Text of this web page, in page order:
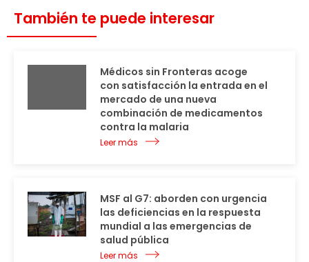
También te puede interesar
Médicos sin Fronteras acoge
con satisfacción la entrada en el
mercado de una nueva
combinación de medicamentos
contra la malaria
Leer más
MSF al G7: aborden con urgencia
las deficiencias en la respuesta
mundial a las emergencias de
salud pública
Leer más